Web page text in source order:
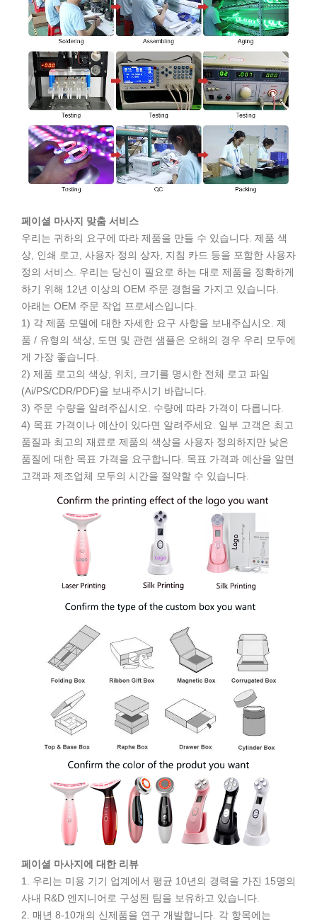
페이셜 마사지 맞춤 서비스
우리는 귀하의 요구에 따라 제품을 만들 수 있습니다. 제품 색
상, 인쇄 로고, 사용자 정의 상자, 지침 카드 등을 포함한 사용자
정의 서비스. 우리는 당신이 필요로 하는 대로 제품을 정확하게
하기 위해 12년 이상의 OEM 주문 경험을 가지고 있습니다.
아래는 OEM 주문 작업 프로세스입니다.
1) 각 제품 모델에 대한 자세한 요구 사항을 보내주십시오. 제
품 / 유형의 색상, 도면 및 관련 샘플은 오해의 경우 우리 모두에
게 가장 좋습니다.
2) 제품 로고의 색상, 위치, 크기를 명시한 전체 로고 파일
(Ai/PS/CDR/PDF)을 보내주시기 바랍니다.
3) 주문 수량을 알려주십시오. 수량에 따라 가격이 다릅니다.
4) 목표 가격이나 예산이 있다면 알려주세요. 일부 고객은 최고
품질과 최고의 재료로 제품의 색상을 사용자 정의하지만 낮은
품질에 대한 목표 가격을 요구합니다. 목표 가격과 예산을 알면
고객과 제조업체 모두의 시간을 절약할 수 있습니다.
페이셜 마사지에 대한 리뷰
1. 우리는 미용 기기 업계에서 평균 10년의 경력을 가진 15명의
사내 R&D 엔지니어로 구성된 팀을 보유하고 있습니다.
2. 매년 8-10개의 신제품을 연구 개발합니다. 각 항목에는